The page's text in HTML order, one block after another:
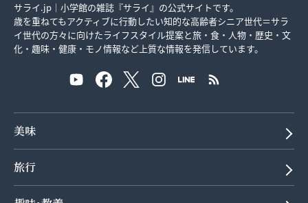
サライ.jp｜小学館の雑誌『サライ』の公式サイトです。
歳を重ねてもアクティブに行動したい知的な高齢者シニア世代＝サラ
イ世代の方々に向けたライフスタイル提案と旅・食・人物・歴史・文
化・趣味・健康・モノ情報など上質な情報を発信しています。
美味
旅行